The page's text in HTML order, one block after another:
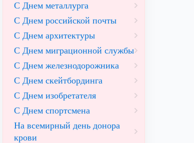
С Днем металлурга
С Днем российской почты
С Днем архитектуры
С Днем миграционной службы
С Днем железнодорожника
С Днем скейтбординга
С Днем изобретателя
С Днем спортсмена
На всемирный день донора
крови